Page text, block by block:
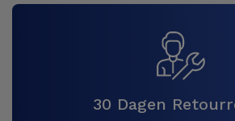
30 Dagen